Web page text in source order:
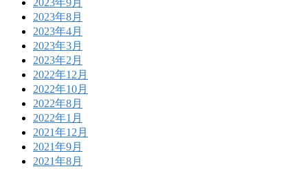
2023年9月
2023年8月
2023年4月
2023年3月
2023年2月
2022年12月
2022年10月
2022年8月
2022年1月
2021年12月
2021年9月
2021年8月